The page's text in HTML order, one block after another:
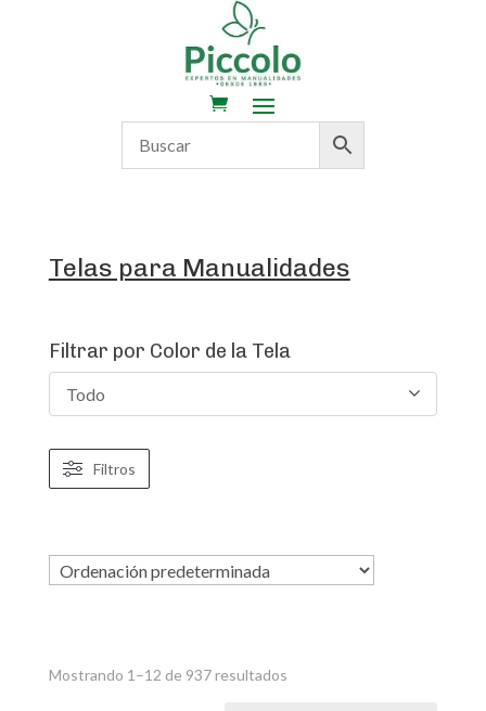
Telas para Manualidades
Filtrar por Color de la Tela
Todo
Filtros
Mostrando 1–12 de 937 resultadosOrdenado